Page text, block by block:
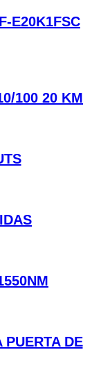
E20K1FSC
100 20 KM
DE